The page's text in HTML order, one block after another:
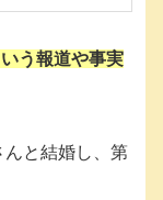
う報道や事実
と結婚し、第